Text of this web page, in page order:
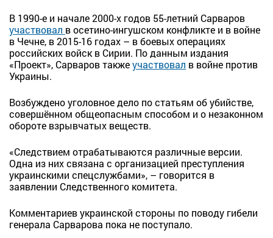
В 1990-е и начале 2000-х годов 55-летний Сарваров
участвовал в осетино-ингушском конфликте и в войне
в Чечне, в 2015-16 годах – в боевых операциях
российских войск в Сирии. По данным издания
«Проект», Сарваров такжеучаствовал в войне против
Украины.
Возбуждено уголовное дело по статьям об убийстве,
совершённом общеопасным способом и о незаконном
обороте взрывчатых веществ.
«Следствием отрабатываются различные версии.
Одна из них связана с организацией преступления
украинскими спецслужбами», – говорится в
заявлении Следственного комитета.
Комментариев украинской стороны по поводу гибели
генерала Сарварова пока не поступало.